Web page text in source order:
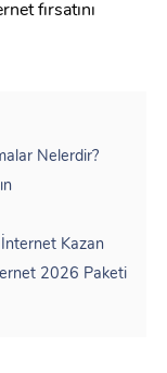
fırsatını
Nelerdir?
İnternet Kazan
2026 Paketi